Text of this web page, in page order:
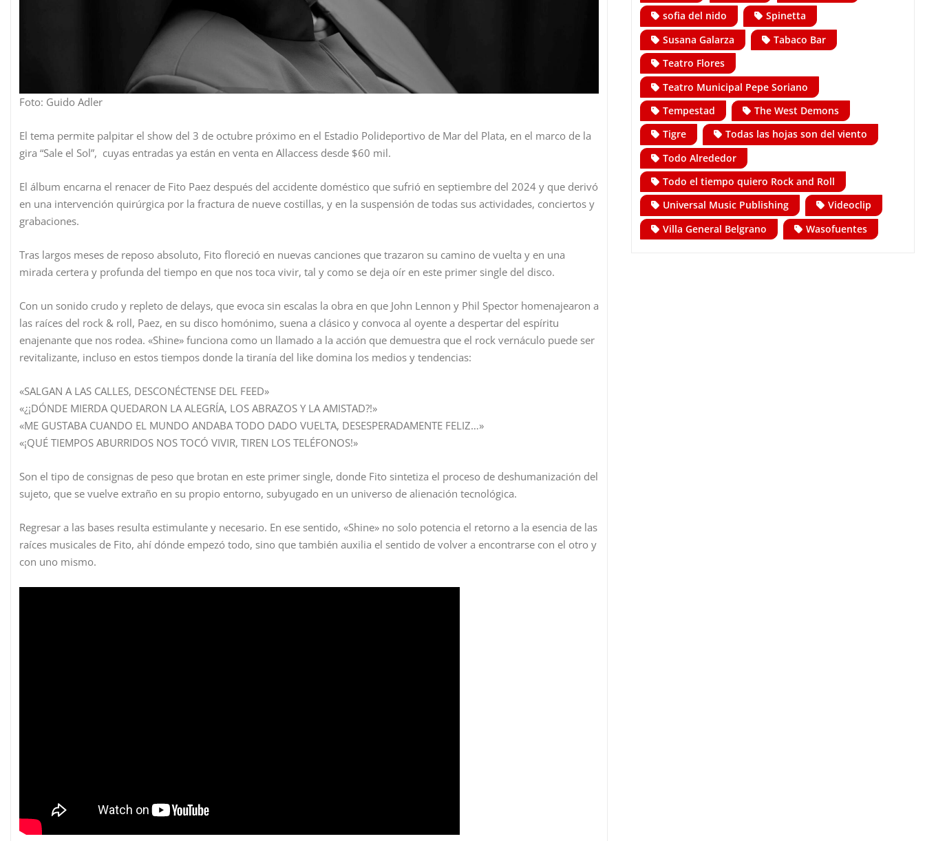
Foto: Guido Adler
El tema permite palpitar el show del 3 de octubre próximo en el Estadio Polideportivo de Mar del Plata, en el marco de la
gira “Sale el Sol”, cuyas entradas ya están en venta en Allaccess desde $60 mil.
El álbum encarna el renacer de Fito Paez después del accidente doméstico que sufrió en septiembre del 2024 y que derivó
en una intervención quirúrgica por la fractura de nueve costillas, y en la suspensión de todas sus actividades, conciertos y
grabaciones.
Tras largos meses de reposo absoluto, Fito floreció en nuevas canciones que trazaron su camino de vuelta y en una
mirada certera y profunda del tiempo en que nos toca vivir, tal y como se deja oír en este primer single del disco.
Con un sonido crudo y repleto de delays, que evoca sin escalas la obra en que John Lennon y Phil Spector homenajearon a
las raíces del rock & roll, Paez, en su disco homónimo, suena a clásico y convoca al oyente a despertar del espíritu
enajenante que nos rodea. «Shine» funciona como un llamado a la acción que demuestra que el rock vernáculo puede ser
revitalizante, incluso en estos tiempos donde la tiranía del like domina los medios y tendencias:
«SALGAN A LAS CALLES, DESCONÉCTENSE DEL FEED»
«¿¡DÓNDE MIERDA QUEDARON LA ALEGRÍA, LOS ABRAZOS Y LA AMISTAD?!»
«ME GUSTABA CUANDO EL MUNDO ANDABA TODO DADO VUELTA, DESESPERADAMENTE FELIZ…»
«¡QUÉ TIEMPOS ABURRIDOS NOS TOCÓ VIVIR, TIREN LOS TELÉFONOS!»
Son el tipo de consignas de peso que brotan en este primer single, donde Fito sintetiza el proceso de deshumanización del
sujeto, que se vuelve extraño en su propio entorno, subyugado en un universo de alienación tecnológica.
Regresar a las bases resulta estimulante y necesario. En ese sentido, «Shine» no solo potencia el retorno a la esencia de las
raíces musicales de Fito, ahí dónde empezó todo, sino que también auxilia el sentido de volver a encontrarse con el otro y
con uno mismo.
sofia del nido
Spinetta
Susana Galarza
Tabaco Bar
Teatro Flores
Teatro Municipal Pepe Soriano
Tempestad
The West Demons
Tigre
Todas las hojas son del viento
Todo Alrededor
Todo el tiempo quiero Rock and Roll
Universal Music Publishing
Videoclip
Villa General Belgrano
Wasofuentes